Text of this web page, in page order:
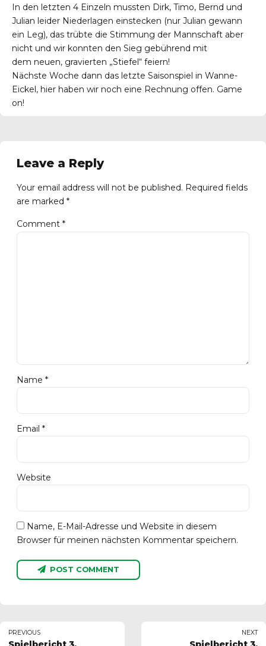
In den letzten 4 Einzeln mussten Dirk, Timo, Bernd und
Julian leider Niederlagen einstecken (nur Julian gewann
ein Leg), das trübte die Stimmung der Mannschaft aber
nicht und wir konnten den Sieg gebührend mit
dem neuen, gravierten „Stiefel“ feiern!
Nächste Woche dann das letzte Saisonspiel in Wanne-
Eickel, hier haben wir noch eine Rechnung offen. Game
on!
Leave a Reply
Your email address will not be published. Required fields
are marked *
Comment *
Name *
Email *
Website
Name, E-Mail-Adresse und Website in diesem
Browser für meinen nächsten Kommentar speichern.
POST COMMENT
PREVIOUS NEXT